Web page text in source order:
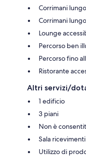
Corrimani
Corrimani
Lounge
Percorso ben
Percorso fino
Ristorante
Altri servizi/
1 edificio
3 piani
Non è
Sala ricevimenti
Utilizzo di